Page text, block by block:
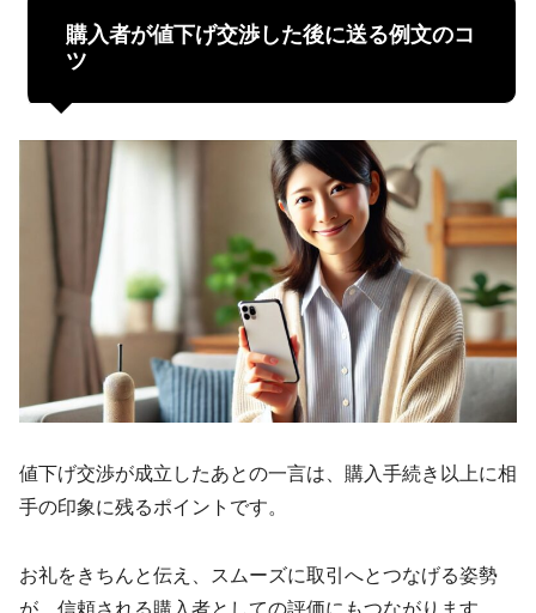
購入者が値下げ交渉した後に送る例文のコ
ツ
値下げ交渉が成立したあとの一言は、購入手続き以上に相
手の印象に残るポイントです。
お礼をきちんと伝え、スムーズに取引へとつなげる姿勢
が、信頼される購入者としての評価にもつながります。